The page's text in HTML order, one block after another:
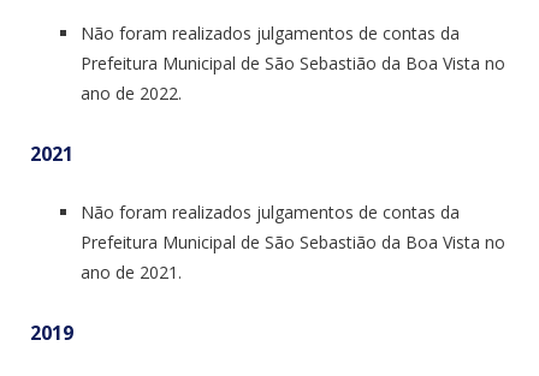
Não foram realizados julgamentos de contas da
Prefeitura Municipal de São Sebastião da Boa Vista no
ano de 2022.
2021
Não foram realizados julgamentos de contas da
Prefeitura Municipal de São Sebastião da Boa Vista no
ano de 2021.
2019